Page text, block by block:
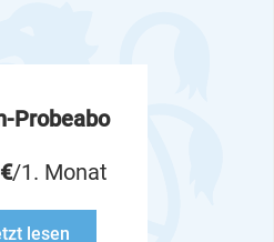
Probeabo
/1. Monat
lesen